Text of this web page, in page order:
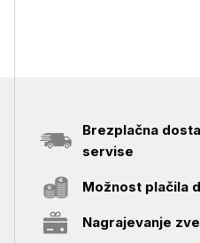
Brezplačna
servise
Možnost plačila
Nagrajevanje